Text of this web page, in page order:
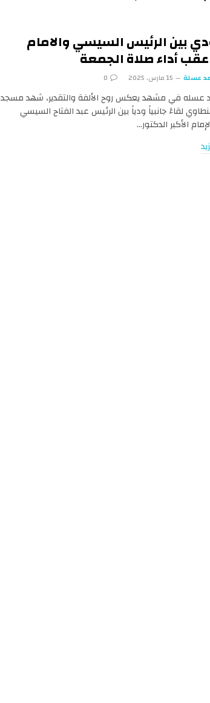
بين الرئيس السيسي والامام
عقب أداء صلاة الجمعة
عسلة 15 مارس، 2025 0
عسله في مشهد يعكس روح الألفة والتقدير، شهد مسجد
لقاءً جانبياً ودياً بين الرئيس عبد الفتاح السيسي
الأكبر الدكتور…